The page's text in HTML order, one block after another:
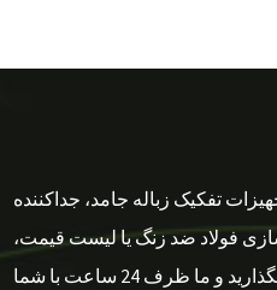
تفکیک زباله جامد، جداکننده
فولاد ضد زنگ یا لیست قیمت،
لطفاً ایمیل خود را برای ما بگذارید و ما ظرف 24 ساعت با شما